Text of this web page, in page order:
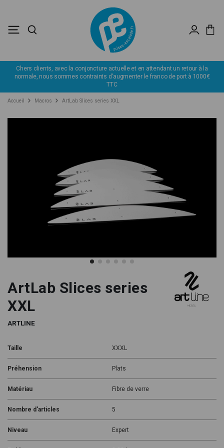
Chers clients, avec la conjoncture actuelle et en attendant un retour à la
normale, nous sommes contraints d'augmenter le franco de port à 1000€
TTC
Accueil Macros ArtLab Slices series XXL
ArtLab Slices series
XXL
ARTLINE
Taille XXXL
Préhension Plats
Matériau Fibre de verre
Nombre d'articles 5
Niveau Expert